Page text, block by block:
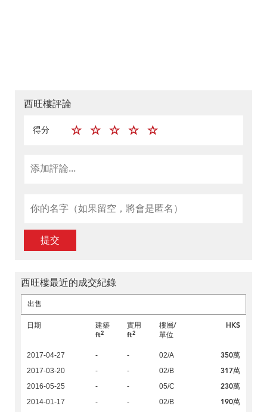
西旺樓評論
得分
提交
西旺樓最近的成交紀錄
出售
日期
建築
ft2
實用
ft2
樓層/
單位
HK$
2017-04-27 - - 02/A 350萬
2017-03-20 - - 02/B 317萬
2016-05-25 - - 05/C 230萬
2014-01-17 - - 02/B 190萬